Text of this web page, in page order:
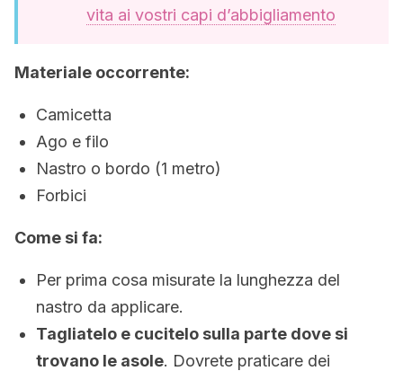
vita ai vostri capi d’abbigliamento
Materiale occorrente:
Camicetta
Ago e filo
Nastro o bordo (1 metro)
Forbici
Come si fa:
Per prima cosa misurate la lunghezza del
nastro da applicare.
Tagliatelo e cucitelo sulla parte dove si
trovano le asole. Dovrete praticare dei